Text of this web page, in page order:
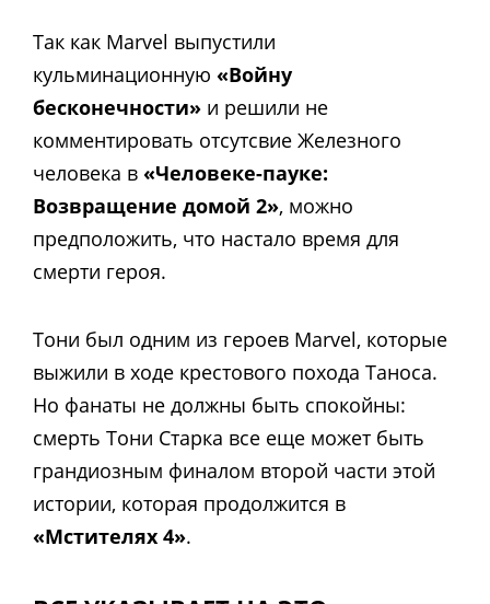
Так как Marvel выпустили
кульминационную «Войну
бесконечности» и решили не
комментировать отсутсвие Железного
человека в «Человеке-пауке:
Возвращение домой 2», можно
предположить, что настало время для
смерти героя.
Тони был одним из героев Marvel, которые
выжили в ходе крестового похода Таноса.
Но фанаты не должны быть спокойны:
смерть Тони Старка все еще может быть
грандиозным финалом второй части этой
истории, которая продолжится в
«Мстителях 4».